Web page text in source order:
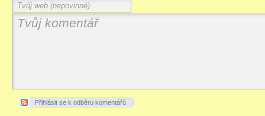
Přihlásit se k odběru komentářů